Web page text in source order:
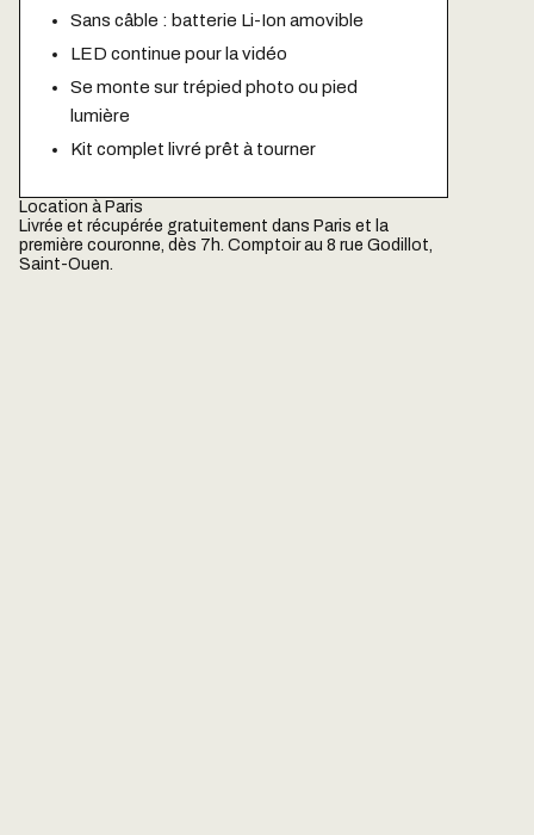
Sans câble : batterie Li-Ion amovible
LED continue pour la vidéo
Se monte sur trépied photo ou pied
lumière
Kit complet livré prêt à tourner
Location à Paris
Livrée et récupérée gratuitement dans Paris et la
première couronne, dès 7h. Comptoir au 8 rue Godillot,
Saint-Ouen.